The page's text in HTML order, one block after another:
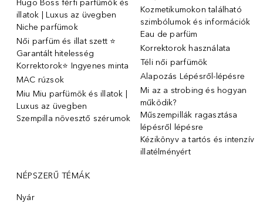
Hugo Boss férfi parfümök és
illatok | Luxus az üvegben
Niche parfümok
Női parfüm és illat szett ⭐
Garantált hitelesség
Korrektorok⭐ Ingyenes minta
MAC rúzsok
Miu Miu parfümök és illatok |
Luxus az üvegben
Szempilla növesztő szérumok
Kozmetikumokon található
szimbólumok és információk
Eau de parfüm
Korrektorok használata
Téli női parfümök
Alapozás Lépésről-lépésre
Mi az a strobing és hogyan
működik?
Műszempillák ragasztása
lépésről lépésre
Kézikönyv a tartós és intenzív
illatélményért
NÉPSZERŰ TÉMÁK
Nyár